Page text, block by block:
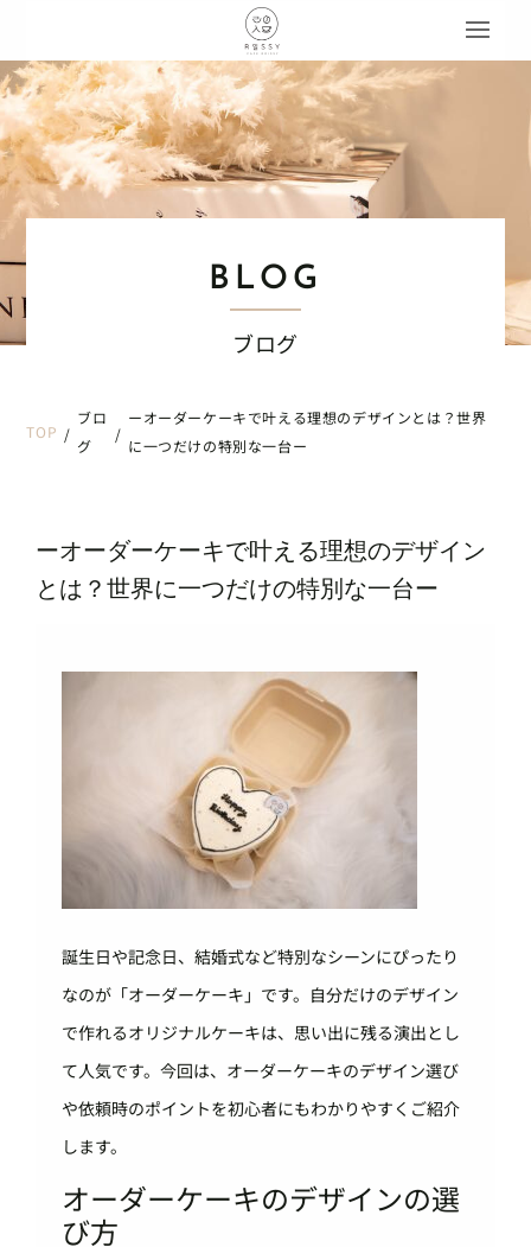
BLOG
ブログ
TOP /
ブロ
グ
/
ーオーダーケーキで叶える理想のデザインとは？世界
に一つだけの特別な一台ー
ーオーダーケーキで叶える理想のデザイン
とは？世界に一つだけの特別な一台ー
誕生日や記念日、結婚式など特別なシーンにぴったり
なのが「オーダーケーキ」です。自分だけのデザイン
で作れるオリジナルケーキは、思い出に残る演出とし
て人気です。今回は、オーダーケーキのデザイン選び
や依頼時のポイントを初心者にもわかりやすくご紹介
します。
オーダーケーキのデザインの選
び方